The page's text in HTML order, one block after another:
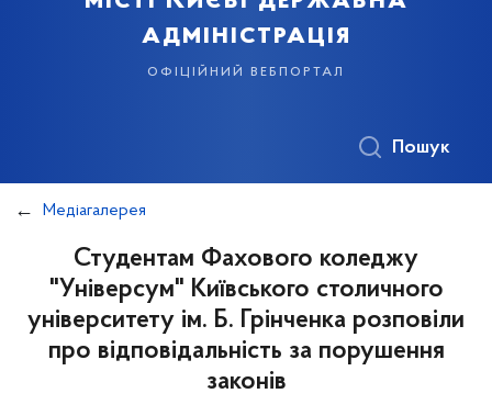
адміністрація
офіційний вебпортал
Пошук
Медіагалерея
Студентам Фахового коледжу
"Універсум" Київського столичного
університету ім. Б. Грінченка розповіли
про відповідальність за порушення
законів